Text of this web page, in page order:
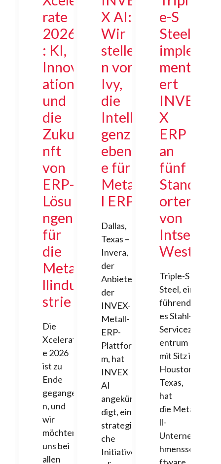
rate
2026
: KI,
Innov
ation
und
die
Zuku
nft
von
ERP-
Lösu
ngen
für
die
Meta
llindu
strie
Die
Xcelerat
e 2026
ist zu
Ende
gegange
n, und
wir
möchten
uns bei
allen
X AI:
Wir
stelle
n vor:
Ivy,
die
Intelli
genz
eben
e für
Meta
l ERP
Dallas,
Texas –
Invera,
der
Anbieter
der
INVEX-
Metall-
ERP-
Plattfor
m, hat
INVEX
AI
angekün
digt, eine
strategis
che
Initiative
e-S
Steel
imple
menti
ert
INVE
X
ERP
an
fünf
Stand
orten
von
Intsel
West
Triple-S
Steel, ein
führend
es Stahl-
Servicez
entrum
mit Sitz in
Houston,
Texas,
hat
die Meta
ll-
Unterne
hmensso